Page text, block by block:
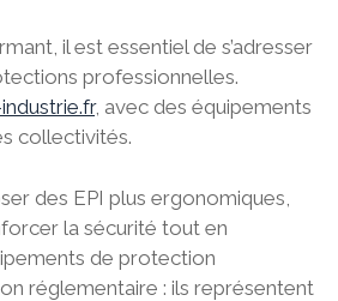
il est essentiel de s’adresser
professionnelles.
, avec des équipements
collectivités.
des EPI plus ergonomiques,
la sécurité tout en
de protection
réglementaire : ils représentent